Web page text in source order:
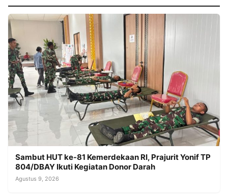
Sambut HUT ke-81 Kemerdekaan RI, Prajurit Yonif TP
804/DBAY Ikuti Kegiatan Donor Darah
Agustus 9, 2026